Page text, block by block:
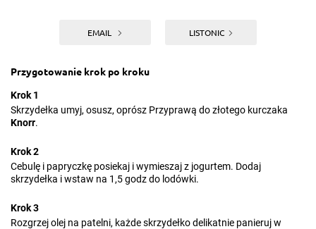
EMAIL LISTONIC
Przygotowanie krok po kroku
Krok 1
Skrzydełka umyj, osusz, oprósz Przyprawą do złotego kurczaka
Knorr.
Krok 2
Cebulę i papryczkę posiekaj i wymieszaj z jogurtem. Dodaj
skrzydełka i wstaw na 1,5 godz do lodówki.
Krok 3
Rozgrzej olej na patelni, każde skrzydełko delikatnie panieruj w